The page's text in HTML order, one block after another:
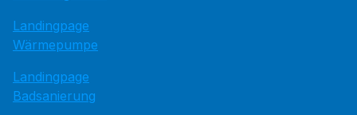
Landingpage
Wärmepumpe
Landingpage
Badsanierung